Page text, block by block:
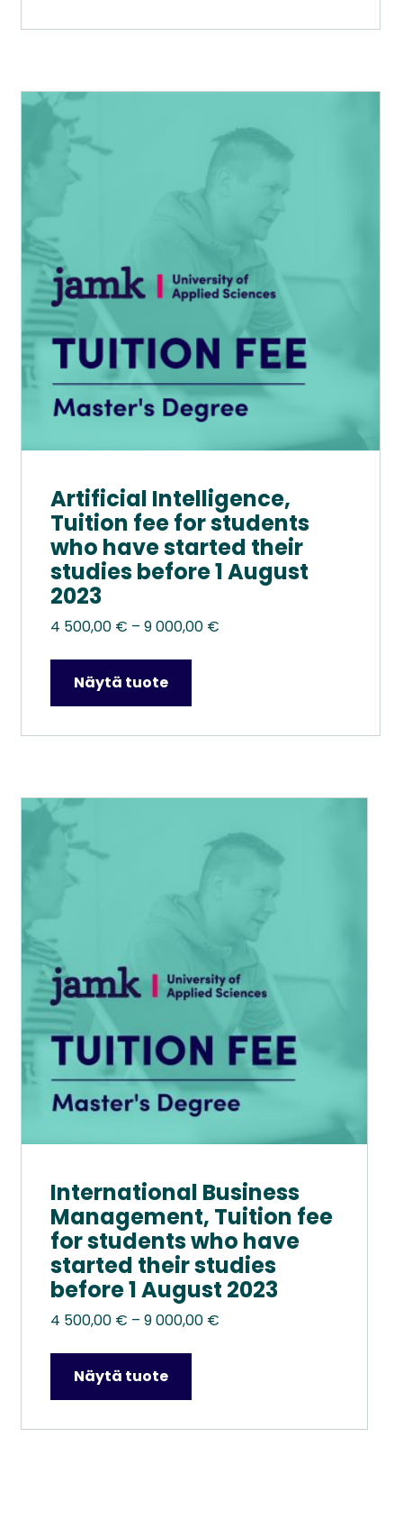
000,00 €
Artificial Intelligence,
Tuition fee for students
who have started their
studies before 1 August
2023
4 500,00 € – 9 000,00 €Hintaluokka:
000,00 €
Näytä tuote
Tällä
tuotteella
useampi
tehdä
valinnat
tuotteen
sivulla.
International Business
Management, Tuition fee
for students who have
started their studies
before 1 August 2023
4 500,00 € – 9 000,00 €Hintaluokka:
000,00 €
Näytä tuote
Tällä
tuotteella
useampi
Voit
tehdä
valinnat
tuotteen
sivulla.